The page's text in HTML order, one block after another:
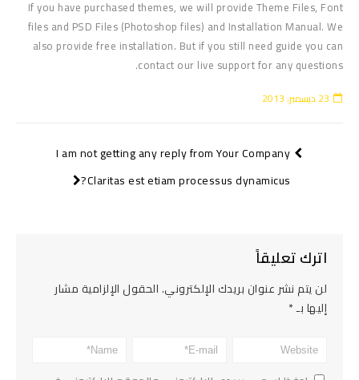
If you have purchased themes, we will provide Theme Files, Font
files and PSD Files (Photoshop files) and Installation Manual. We
also provide free installation. But if you still need guide you can
contact our live support for any questions.
23 ديسمبر، 2013
I am not getting any reply from Your Company
Claritas est etiam processus dynamicus?
اترك تعليقاً
لن يتم نشر عنوان بريدك الإلكتروني.الحقول الإلزامية مشار
إليها بـ*